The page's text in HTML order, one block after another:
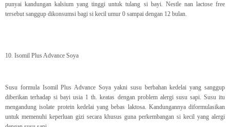
punyai kandungan kalsium yang tinggi untuk tulang si bayi. Nestle nan lactose free
tersebut sanggup dikonsumsi bagi si kecil umur 0 sampai dengan 12 bulan.
10. Isomil Plus Advance Soya
Susu formula Isomil Plus Advance Soya yakni susu berbahan kedelai yang sanggup
diberikan terhadap si bayi usia 1 th. keatas dengan problem alergi susu sapi. Susu itu
mengandung isolate protein kedelai yang bebas laktosa. Kandungannya diformulasikan
untuk memenuhi keperluan gizi secara khusus guna perkembangan si kecil yang alergi